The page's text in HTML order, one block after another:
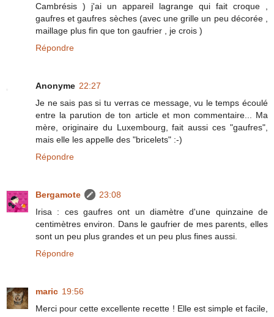
Cambrésis ) j'ai un appareil lagrange qui fait croque ,
gaufres et gaufres sèches (avec une grille un peu décorée ,
maillage plus fin que ton gaufrier , je crois )
Répondre
Anonyme 22:27
Je ne sais pas si tu verras ce message, vu le temps écoulé
entre la parution de ton article et mon commentaire... Ma
mère, originaire du Luxembourg, fait aussi ces "gaufres",
mais elle les appelle des "bricelets" :-)
Répondre
Bergamote
23:08
Irisa : ces gaufres ont un diamètre d'une quinzaine de
centimètres environ. Dans le gaufrier de mes parents, elles
sont un peu plus grandes et un peu plus fines aussi.
Répondre
maric 19:56
Merci pour cette excellente recette ! Elle est simple et facile,